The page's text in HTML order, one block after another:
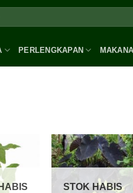
PERLENGKAPAN
STOK HABIS